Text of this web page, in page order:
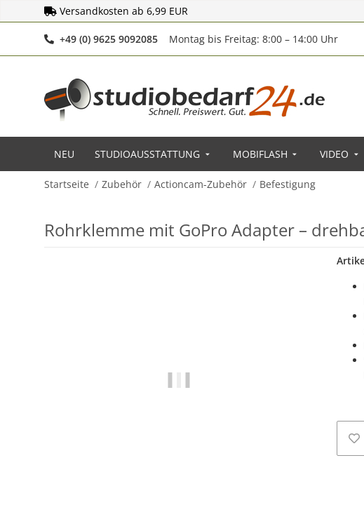
Versandkosten ab 6,99 EUR
+49 (0) 9625 9092085Telefonnummer
Montag bis Freitag: 8:00 – 14:00 Uhr
NEU STUDIOAUSSTATTUNG MOBIFLASH VIDEO
Startseite Zubehör Actioncam-Zubehör Befestigung
Rohrklemme mit GoPro Adapter –